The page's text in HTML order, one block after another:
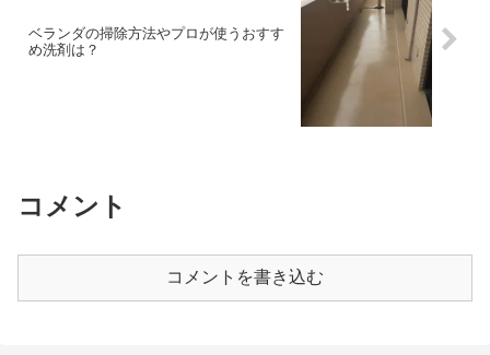
ベランダの掃除方法やプロが使うおすす
め洗剤は？
コメント
コメントを書き込む